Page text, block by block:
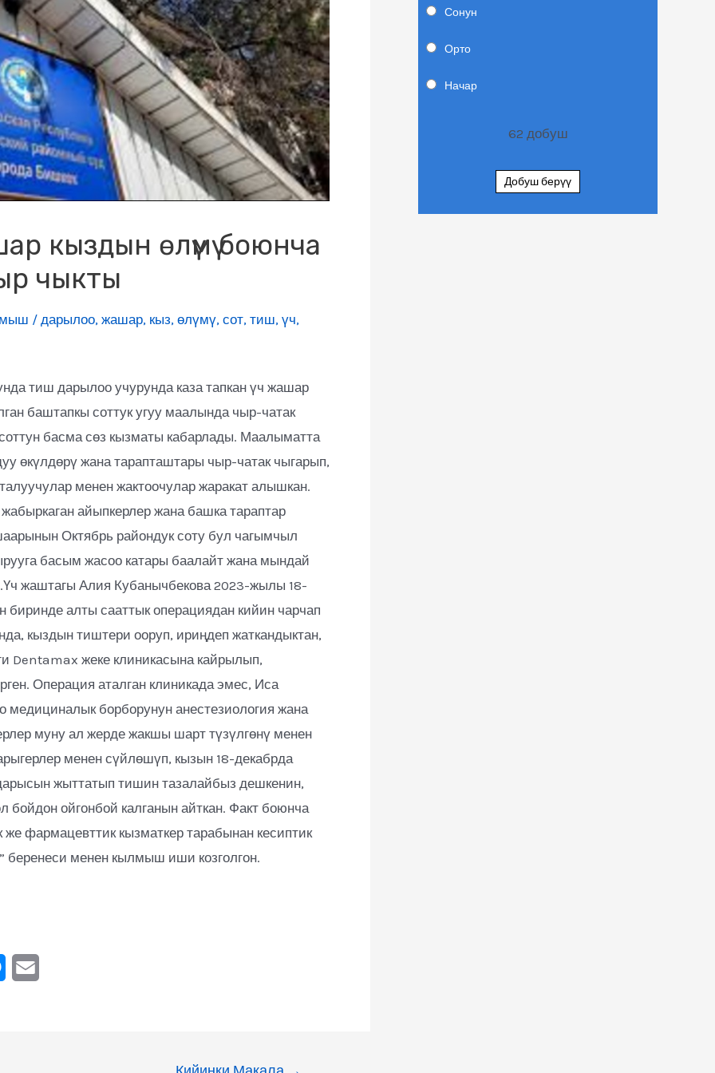
кыздын өлүмү боюнча
чыкты
/ дарылоо, жашар, кыз, өлүмү, сот, тиш, үч,
тиш дарылоо учурунда каза тапкан үч жашар
баштапкы соттук угуу маалында чыр-чатак
басма сөз кызматы кабарлады. Маалыматта
өкүлдөрү жана тарапташтары чыр-чатак чыгарып,
менен жактоочулар жаракат алышкан.
айыпкерлер жана башка тараптар
Октябрь райондук соту бул чагымчыл
басым жасоо катары баалайт жана мындай
жаштагы Алия Кубанычбекова 2023-жылы 18-
биринде алты сааттык операциядан кийин чарчап
кыздын тиштери ооруп, ириңдеп жаткандыктан,
Dentamax жеке клиникасына кайрылып,
Операция аталган клиникада эмес, Иса
борборунун анестезиология жана
муну ал жерде жакшы шарт түзүлгөнү менен
менен сүйлөшүп, кызын 18-декабрда
жыттатып тишин тазалайбыз дешкенин,
ойгонбой калганын айткан. Факт боюнча
фармацевттик кызматкер тарабынан кесиптик
беренеси менен кылмыш иши козголгон.
M
Сонун
Орто
Начар
62 добуш
Добуш берүү